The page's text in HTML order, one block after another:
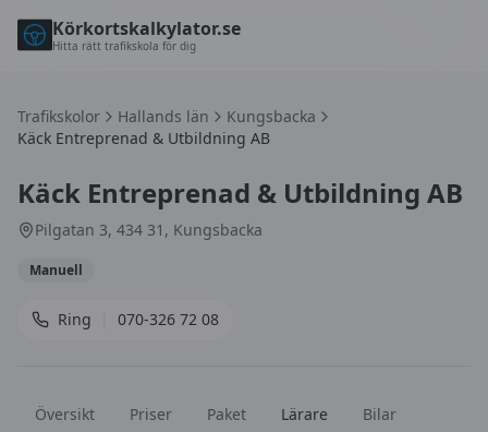
Körkortskalkylator.se
Hitta rätt trafikskola för dig
Trafikskolor Hallands län
Kungsbacka
Käck Entreprenad & Utbildning AB
Käck Entreprenad & Utbildning AB
Pilgatan 3, 434 31, Kungsbacka
Manuell
Ring 070-326 72 08
Översikt Priser Paket Lärare Bilar